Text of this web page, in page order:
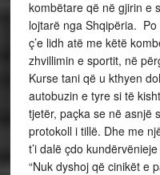
kombëtare që në gjirin e
lojtarë nga Shqipëria.
ç’e lidh atë me këtë
zhvillimin e sportit, në
Kurse tani që u kthyen
autobuzin e tyre si të
tjetër, paçka se në asnjë
protokoll i tillë. Dhe me
t’i dalë çdo
“Nuk dyshoj që cinikët e